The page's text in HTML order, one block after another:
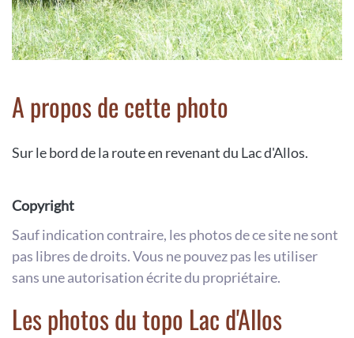
A propos de cette photo
Sur le bord de la route en revenant du Lac d'Allos.
Copyright
Sauf indication contraire, les photos de ce site ne sont
pas libres de droits. Vous ne pouvez pas les utiliser
sans une autorisation écrite du propriétaire.
Les photos du topo Lac d'Allos